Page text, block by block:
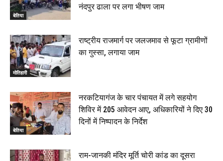
बेतिया
नंदपुर ढाला पर लगा भीषण जाम
मोतिहारी
राष्ट्रीय राजमार्ग पर जलजमाव से फूटा ग्रामीणों
का गुस्सा, लगाया जाम
बेतिया
नरकटियागंज के चार पंचायत में लगे सहयोग
शिविर में 205 आवेदन आए, अधिकारियों ने दिए 30
दिनों में निष्पादन के निर्देश
राम-जानकी मंदिर मूर्ति चोरी कांड का दूसरा